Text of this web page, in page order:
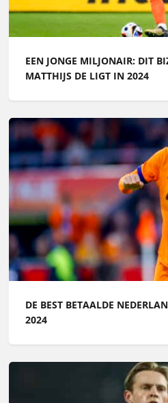
EEN JONGE MILJONAIR: DIT
MATTHIJS DE LIGT IN 2024
DE BEST BETAALDE
2024